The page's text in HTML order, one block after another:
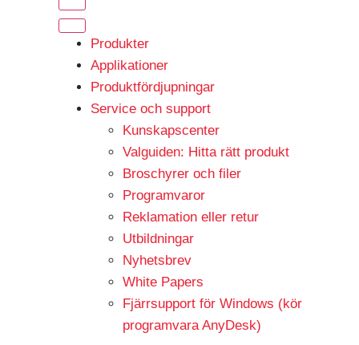
Produkter
Applikationer
Produktfördjupningar
Service och support
Kunskapscenter
Valguiden: Hitta rätt produkt
Broschyrer och filer
Programvaror
Reklamation eller retur
Utbildningar
Nyhetsbrev
White Papers
Fjärrsupport för Windows (kör
programvara AnyDesk)